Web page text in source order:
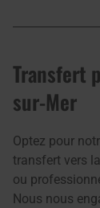
Transfert
sur-Mer
Optez pour
transfert vers
ou
Nous nous